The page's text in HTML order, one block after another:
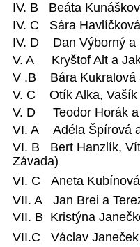
IV. B Beáta
IV. C Sára
IV. D Dan Výborný a
V. A Kryštof Alt a
V .B Bára Kukralová
V. C Otík Alka,
V. D Teodor Horák a
VI. A Adéla Špírová
VI. B Bert Hanzlík,
Závada)
VI. C
Aneta
VII. A Jan Brei a
VII. B Kristýna
VII.C Václav